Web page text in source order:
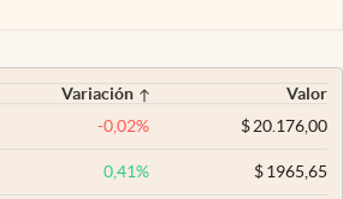
Variación
Valor
-0,02% $20.176,00
0,41% $1965,65